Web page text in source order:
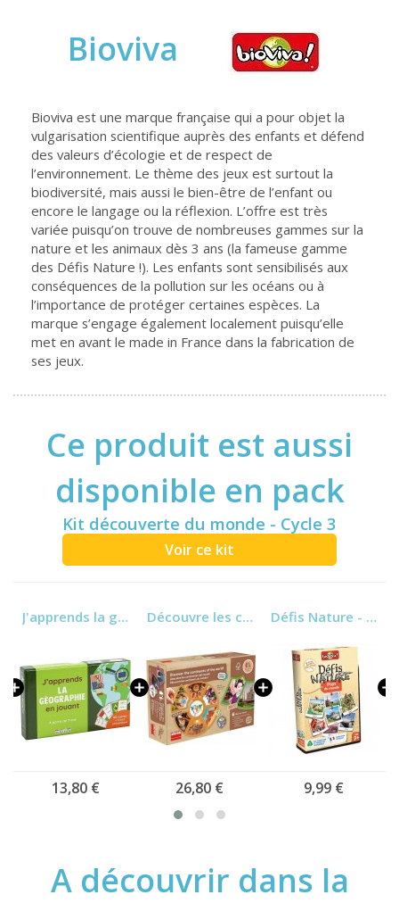
Bioviva
Bioviva est une marque française qui a pour objet la
vulgarisation scientifique auprès des enfants et défend
des valeurs d’écologie et de respect de
l’environnement. Le thème des jeux est surtout la
biodiversité, mais aussi le bien-être de l’enfant ou
encore le langage ou la réflexion. L’offre est très
variée puisqu’on trouve de nombreuses gammes sur la
nature et les animaux dès 3 ans (la fameuse gamme
des Défis Nature !). Les enfants sont sensibilisés aux
conséquences de la pollution sur les océans ou à
l’importance de protéger certaines espèces. La
marque s’engage également localement puisqu’elle
met en avant le made in France dans la fabrication de
ses jeux.
Ce produit est aussi
disponible en pack
Kit découverte du monde - Cycle 3
Voir ce kit
J'apprends la géographie en jouant
13,80 €
Découvre les continents du monde
26,80 €
Défis Nature - Pays du monde
9,99 €
A découvrir dans la